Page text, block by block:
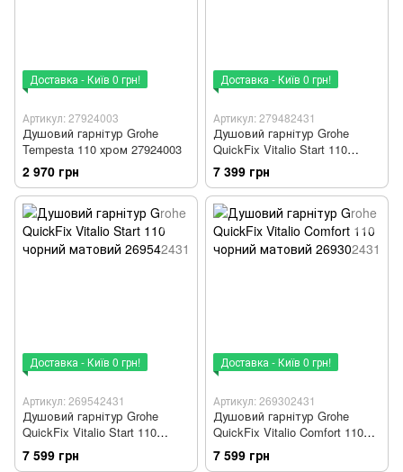
Доставка - Київ 0 грн!
Артикул: 27924003
Душовий гарнітур Grohe
Tempesta 110 хром 27924003
2 970 грн
Доставка - Київ 0 грн!
Артикул: 279482431
Душовий гарнітур Grohe
QuickFix Vitalio Start 110
чорний матовий 279482431
7 399 грн
Доставка - Київ 0 грн!
Артикул: 269542431
Душовий гарнітур Grohe
QuickFix Vitalio Start 110
чорний матовий 269542431
7 599 грн
Доставка - Київ 0 грн!
Артикул: 269302431
Душовий гарнітур Grohe
QuickFix Vitalio Comfort 110
чорний матовий 269302431
7 599 грн